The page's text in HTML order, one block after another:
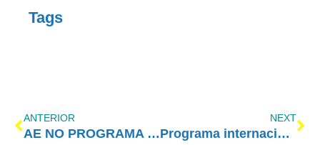
Tags
ANTERIOR
AE NO PROGRAMA VIDA MELHOR – REDEVIDA – 16/09/2019
NEXT
Programa internacional de combate às drogas será implementado no Brasil